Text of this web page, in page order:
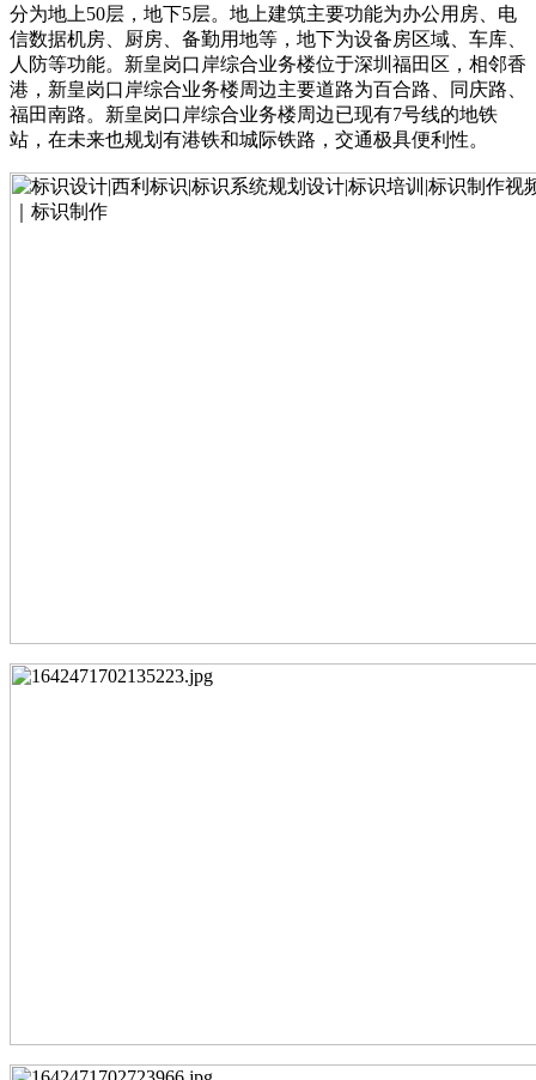
分为地上50层，地下5层。地上建筑主要功能为办公用房、电
信数据机房、厨房、备勤用地等，地下为设备房区域、车库、
人防等功能。新皇岗口岸综合业务楼位于深圳福田区，相邻香
港，新皇岗口岸综合业务楼周边主要道路为百合路、同庆路、
福田南路。新皇岗口岸综合业务楼周边已现有7号线的地铁
站，在未来也规划有港铁和城际铁路，交通极具便利性。